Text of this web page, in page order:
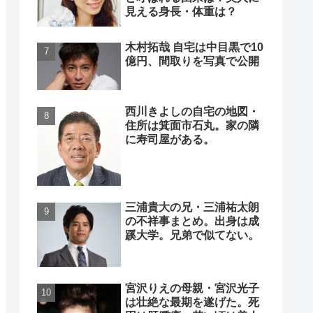
見える身長・体重は？
木村拓哉 自宅は中目黒で10
億円、間取りを写真で公開
西川きよしの自宅の地図・
住所は箕面市石丸。家の隣
に寿司屋がある。
三浦貴大の兄・三浦祐太朗
の不祥事まとめ。出身は成
蹊大学。兄弟で似てない。
宮沢りえの母親・宮沢光子
は壮絶な最期を遂げた。死